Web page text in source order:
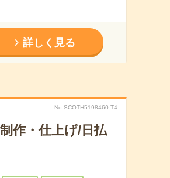
詳しく見る
No.SCOTH5198460-T4
作・仕上げ/日払